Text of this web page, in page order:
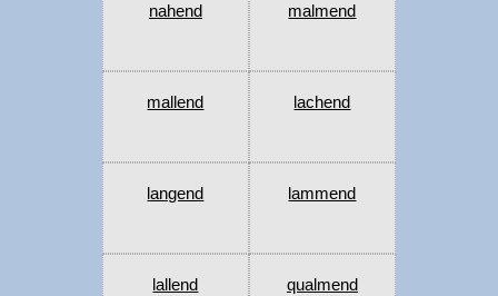
nahend malmend
mallend lachend
langend lammend
lallend qualmend